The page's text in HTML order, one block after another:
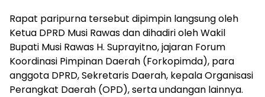
Rapat paripurna tersebut dipimpin langsung oleh
Ketua DPRD Musi Rawas dan dihadiri oleh Wakil
Bupati Musi Rawas H. Suprayitno, jajaran Forum
Koordinasi Pimpinan Daerah (Forkopimda), para
anggota DPRD, Sekretaris Daerah, kepala Organisasi
Perangkat Daerah (OPD), serta undangan lainnya.